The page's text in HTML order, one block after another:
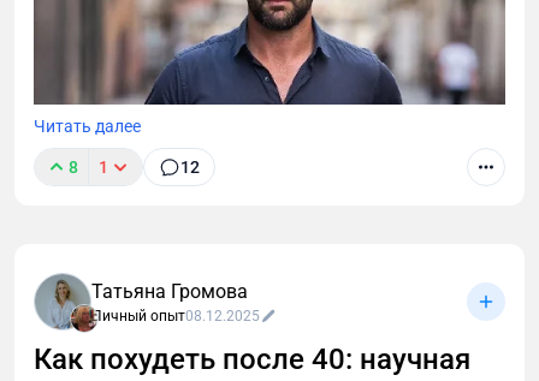
Читать далее
8 1 12
Татьяна Громова
Личный опыт08.12.2025
Как похудеть после 40: научная